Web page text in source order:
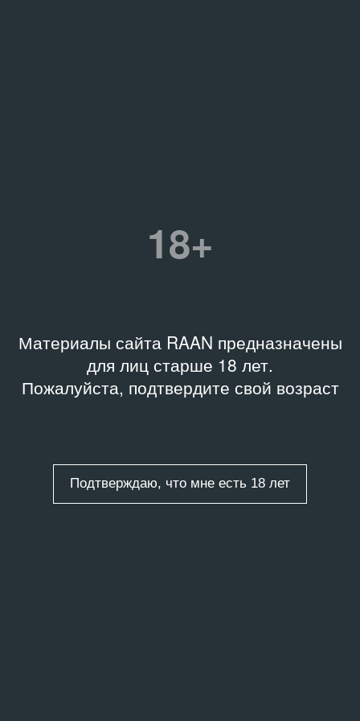
18+
Материалы сайта RAAN предназначены
для лиц старше 18 лет.
Пожалуйста, подтвердите свой возраст
Подтверждаю, что мне есть 18 лет